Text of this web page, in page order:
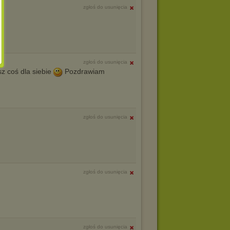
zgłoś do usunięcia
zgłoś do usunięcia
coś dla siebie Pozdrawiam
zgłoś do usunięcia
zgłoś do usunięcia
zgłoś do usunięcia